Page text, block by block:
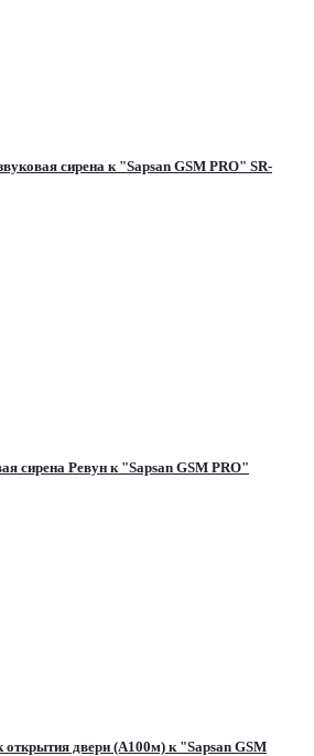
сирена к "Sapsan GSM PRO" SR-
сирена Ревун к "Sapsan GSM PRO"
открытия двери (А100м) к "Sapsan GSM